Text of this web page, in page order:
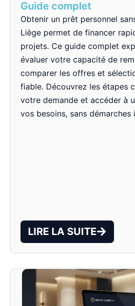
Guide complet
Obtenir un prêt personnel
Liège permet de financer
projets. Ce guide complet
évaluer votre capacité de
comparer les offres et
fiable. Découvrez les étapes
votre demande et accéder à
vos besoins, sans démarches
LIRE LA SUITE